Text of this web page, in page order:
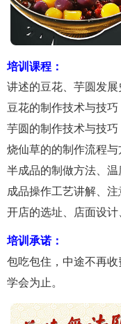
培训课程：
讲述的豆花、芋圆发展
豆花的制作技术与技巧
芋圆的制作技术与技巧
烧仙草的的制作流程与
半成品的制做方法、
成品操作工艺讲解、注
开店的选址、店面设计
培训承诺：
包吃包住，中途不再
学会为止。